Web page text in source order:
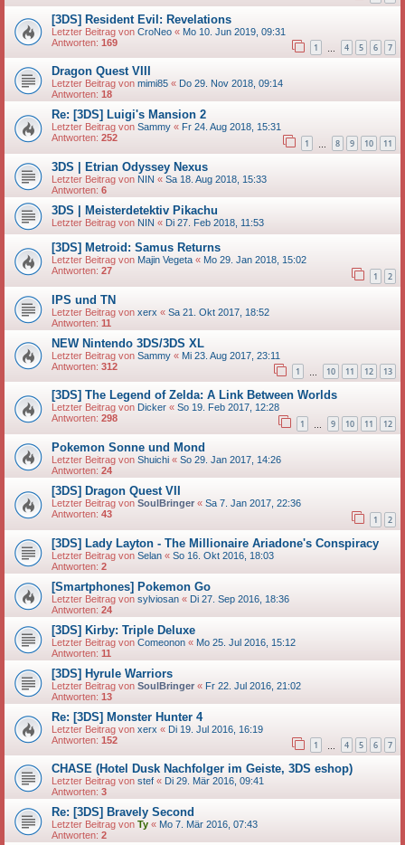
[3DS] Resident Evil: Revelations
Letzter Beitrag von CroNeo « Mo 10. Jun 2019, 09:31
Antworten: 169 1 4 5 6 7
Dragon Quest VIII
Letzter Beitrag von mimi85 « Do 29. Nov 2018, 09:14
Antworten: 18
Re: [3DS] Luigi's Mansion 2
Letzter Beitrag von Sammy « Fr 24. Aug 2018, 15:31
Antworten: 252 1 8 9 10 11
3DS | Etrian Odyssey Nexus
Letzter Beitrag von NIN « Sa 18. Aug 2018, 15:33
Antworten: 6
3DS | Meisterdetektiv Pikachu
Letzter Beitrag von NIN « Di 27. Feb 2018, 11:53
[3DS] Metroid: Samus Returns
Letzter Beitrag von Majin Vegeta « Mo 29. Jan 2018, 15:02
Antworten: 27 1 2
IPS und TN
Letzter Beitrag von xerx « Sa 21. Okt 2017, 18:52
Antworten: 11
NEW Nintendo 3DS/3DS XL
Letzter Beitrag von Sammy « Mi 23. Aug 2017, 23:11
Antworten: 312 1 10 11 12 13
[3DS] The Legend of Zelda: A Link Between Worlds
Letzter Beitrag von Dicker « So 19. Feb 2017, 12:28
Antworten: 298 1 9 10 11 12
Pokemon Sonne und Mond
Letzter Beitrag von Shuichi « So 29. Jan 2017, 14:26
Antworten: 24
[3DS] Dragon Quest VII
Letzter Beitrag von SoulBringer « Sa 7. Jan 2017, 22:36
Antworten: 43 1 2
[3DS] Lady Layton - The Millionaire Ariadone's Conspiracy
Letzter Beitrag von Selan « So 16. Okt 2016, 18:03
Antworten: 2
[Smartphones] Pokemon Go
Letzter Beitrag von sylviosan « Di 27. Sep 2016, 18:36
Antworten: 24
[3DS] Kirby: Triple Deluxe
Letzter Beitrag von Comeonon « Mo 25. Jul 2016, 15:12
Antworten: 11
[3DS] Hyrule Warriors
Letzter Beitrag von SoulBringer « Fr 22. Jul 2016, 21:02
Antworten: 13
Re: [3DS] Monster Hunter 4
Letzter Beitrag von xerx « Di 19. Jul 2016, 16:19
Antworten: 152 1 4 5 6 7
CHASE (Hotel Dusk Nachfolger im Geiste, 3DS eshop)
Letzter Beitrag von stef « Di 29. Mär 2016, 09:41
Antworten: 3
Re: [3DS] Bravely Second
Letzter Beitrag von Ty « Mo 7. Mär 2016, 07:43
Antworten: 2